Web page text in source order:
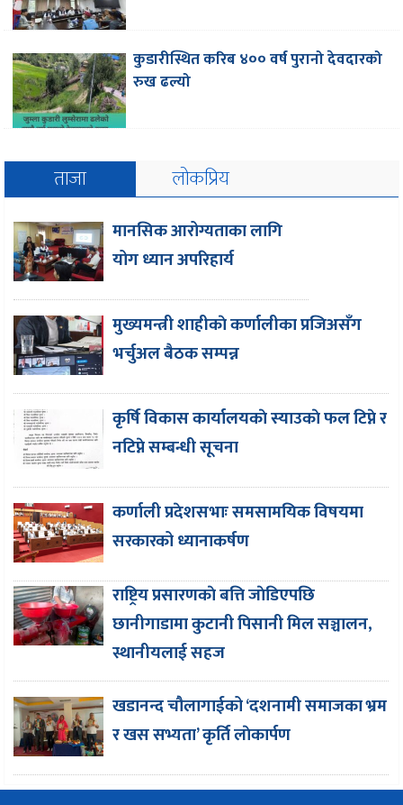
कुडारीस्थित करिब ४०० वर्ष पुरानो देवदारको
रुख ढल्यो
ताजा लोकप्रिय
मानसिक आरोग्यताका लागि
योग ध्यान अपरिहार्य
मुख्यमन्त्री शाहीकाे कर्णालीका प्रजिअसँग
भर्चुअल बैठक सम्पन्न
कृर्षि विकास कार्यालयकाे स्याउकाे फल टिप्ने र
नटिप्ने सम्बन्धी सूचना
कर्णाली प्रदेशसभाः समसामयिक विषयमा
सरकारको ध्यानाकर्षण
राष्ट्रिय प्रसारणकाे बत्ति जाेडिएपछि
छानीगाडामा कुटानी पिसानी मिल सञ्चालन,
स्थानीयलाई सहज
खडानन्द चौलागाईको ‘दशनामी समाजका भ्रम
र खस सभ्यता’ कृर्ति लाेकार्पण